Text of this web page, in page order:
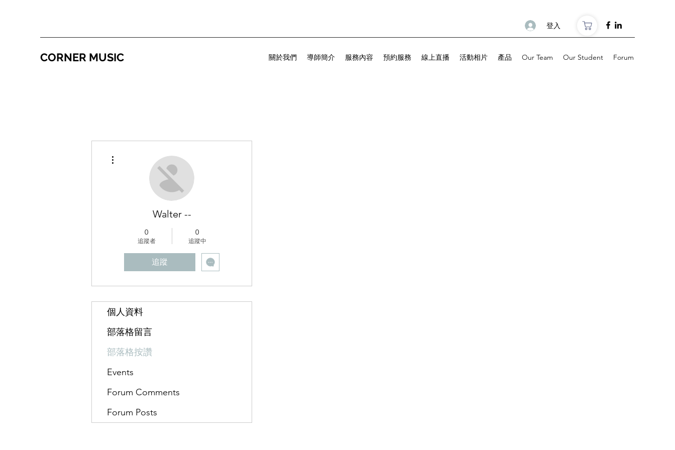
登入
CORNER MUSIC 關於我們 導師簡介 服務內容 預約服務 線上直播 活動相片 產品 Our Team Our Student Forum
Walter --
0
追蹤者
0
追蹤中
追蹤
個人資料
部落格留言
部落格按讚
Events
Forum Comments
Forum Posts